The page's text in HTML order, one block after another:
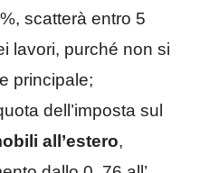
scatterà entro 5
lavori, purché non si
principale;
dell’imposta sul
all’estero,